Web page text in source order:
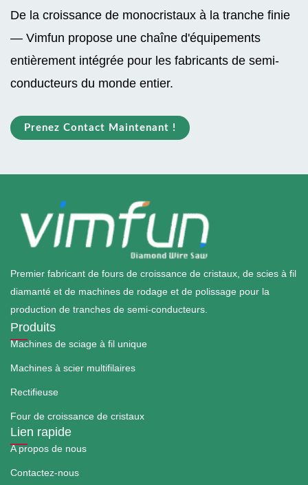
De la croissance de monocristaux à la tranche finie
— Vimfun propose une chaîne d'équipements
entièrement intégrée pour les fabricants de semi-
conducteurs du monde entier.
Prenez Contact Maintenant !
Premier fabricant de fours de croissance de cristaux, de scies à fil
diamanté et de machines de rodage et de polissage pour la
production de tranches de semi-conducteurs.
Produits
Machines de sciage à fil unique
Machines à scier multifilaires
Rectifieuse
Four de croissance de cristaux
Lien rapide
A propos de nous
Contactez-nous